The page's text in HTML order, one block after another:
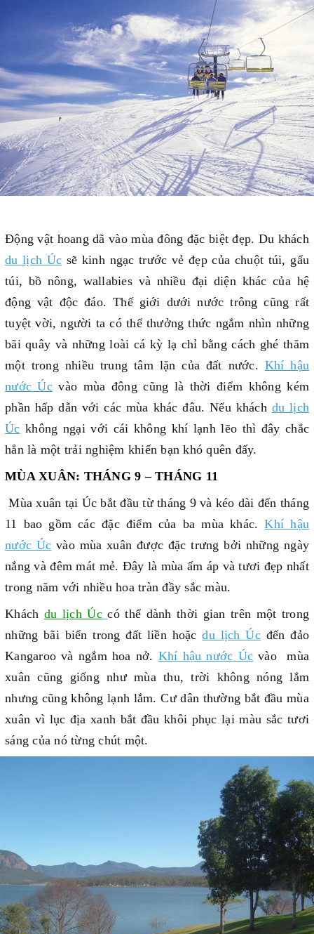
Động vật hoang dã vào mùa đông đặc biệt đẹp. Du khách
du lịch Úc sẽ kinh ngạc trước vẻ đẹp của chuột túi, gấu
túi, bồ nông, wallabies và nhiều đại diện khác của hệ
động vật độc đáo. Thế giới dưới nước trông cũng rất
tuyệt vời, người ta có thể thưởng thức ngắm nhìn những
bãi quây và những loài cá kỳ lạ chỉ bằng cách ghé thăm
một trong nhiều trung tâm lặn của đất nước. Khí hậu
nước Úcvào mùa đông cũng là thời điểm không kém
phần hấp dẫn với các mùa khác đâu. Nếu khách du lịch
Úc không ngại với cái không khí lạnh lẽo thì đây chắc
hẳn là một trải nghiệm khiến bạn khó quên đấy.
MÙA XUÂN: THÁNG 9 – THÁNG 11
Mùa xuân tại Úc bắt đầu từ tháng 9 và kéo dài đến tháng
11 bao gồm các đặc điểm của ba mùa khác.Khí hậu
nước Úc vào mùa xuân được đặc trưng bởi những ngày
nắng và đêm mát mẻ. Đây là mùa ấm áp và tươi đẹp nhất
trong năm với nhiều hoa tràn đầy sắc màu.
Khách du lịch Úc có thể dành thời gian trên một trong
những bãi biển trong đất liền hoặcdu lịch Úcđến đảo
Kangaroo và ngắm hoa nở. Khí hậu nước Úc vào mùa
xuân cũng giống như mùa thu, trời không nóng lắm
nhưng cũng không lạnh lắm. Cư dân thường bắt đầu mùa
xuân vì lục địa xanh bắt đầu khôi phục lại màu sắc tươi
sáng của nó từng chút một.